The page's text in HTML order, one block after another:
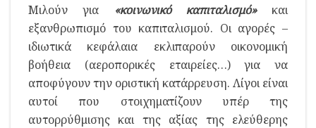
Μιλούν για
«κοινωνικό καπιταλισμό»και
εξανθρωπισμό του καπιταλισμού. Οι αγορές –
ιδιωτικά κεφάλαια εκλιπαρούν οικονομική
βοήθεια (αεροπορικές εταιρείες…) για να
αποφύγουν την οριστική κατάρρευση. Λίγοι είναι
αυτοί που στοιχηματίζουν υπέρ της
αυτορρύθμισης και της αξίας της ελεύθερης